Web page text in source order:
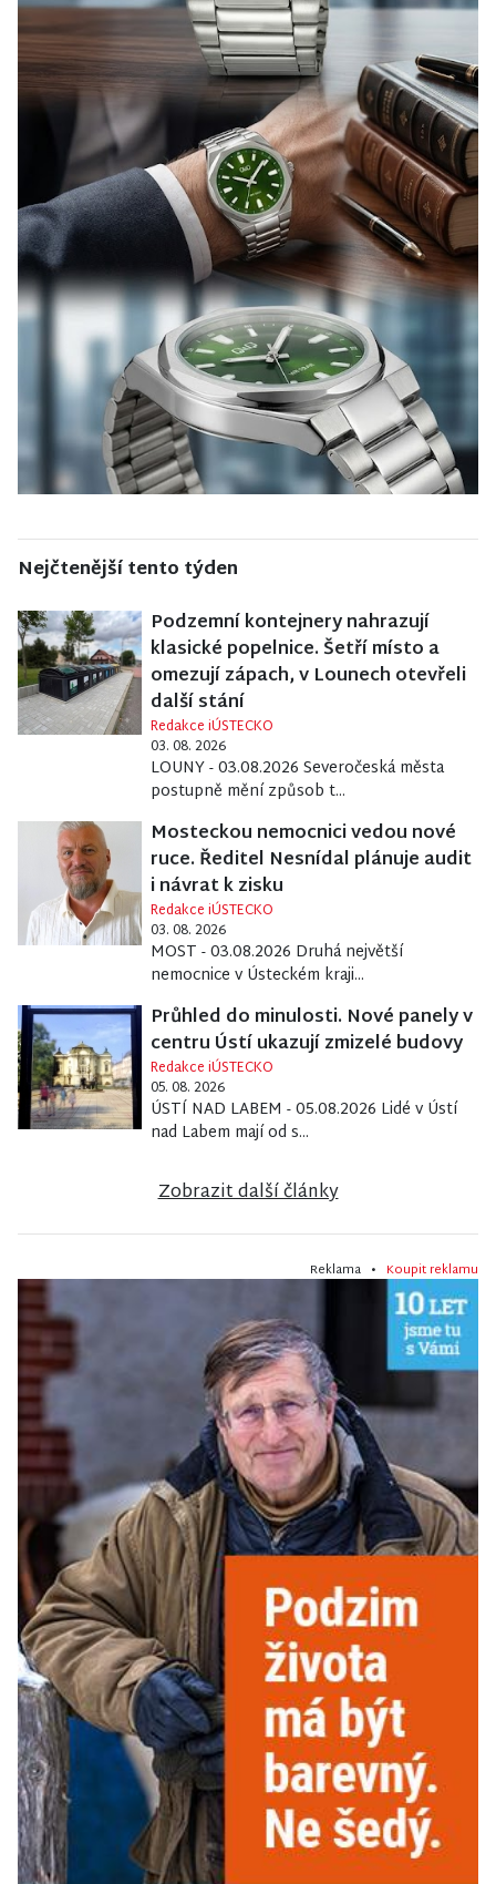
Nejčtenější tento týden
Podzemní kontejnery nahrazují
klasické popelnice. Šetří místo a
omezují zápach, v Lounech otevřeli
další stání
Redakce iÚSTECKO
03. 08. 2026
LOUNY - 03.08.2026 Severočeská města
postupně mění způsob t...
Mosteckou nemocnici vedou nové
ruce. Ředitel Nesnídal plánuje audit
i návrat k zisku
Redakce iÚSTECKO
03. 08. 2026
MOST - 03.08.2026 Druhá největší
nemocnice v Ústeckém kraji...
Průhled do minulosti. Nové panely v
centru Ústí ukazují zmizelé budovy
Redakce iÚSTECKO
05. 08. 2026
ÚSTÍ NAD LABEM - 05.08.2026 Lidé v Ústí
nad Labem mají od s...
Zobrazit další články
Reklama • Koupit reklamu